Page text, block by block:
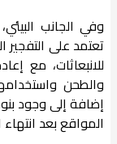
وفي الجانب
تعتمد على
للانبعاثات، مع
والطحن
إضافة إلى وجود
المواقع بعد انتهاء